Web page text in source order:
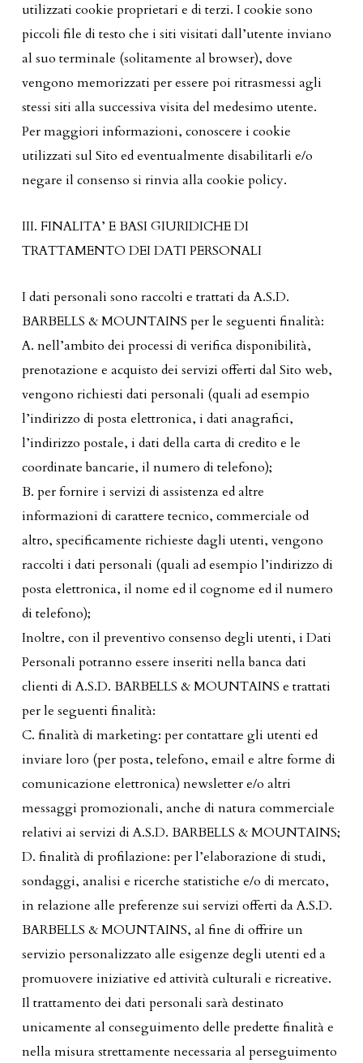
utilizzati cookie proprietari e di terzi. I cookie sono
piccoli file di testo che i siti visitati dall’utente inviano
al suo terminale (solitamente al browser), dove
vengono memorizzati per essere poi ritrasmessi agli
stessi siti alla successiva visita del medesimo utente.
Per maggiori informazioni, conoscere i cookie
utilizzati sul Sito ed eventualmente disabilitarli e/o
negare il consenso si rinvia alla cookie policy.
III. FINALITA’ E BASI GIURIDICHE DI
TRATTAMENTO DEI DATI PERSONALI
I dati personali sono raccolti e trattati da A.S.D.
BARBELLS & MOUNTAINS per le seguenti finalità:
A. nell’ambito dei processi di verifica disponibilità,
prenotazione e acquisto dei servizi offerti dal Sito web,
vengono richiesti dati personali (quali ad esempio
l’indirizzo di posta elettronica, i dati anagrafici,
l’indirizzo postale, i dati della carta di credito e le
coordinate bancarie, il numero di telefono);
B. per fornire i servizi di assistenza ed altre
informazioni di carattere tecnico, commerciale od
altro, specificamente richieste dagli utenti, vengono
raccolti i dati personali (quali ad esempio l’indirizzo di
posta elettronica, il nome ed il cognome ed il numero
di telefono);
Inoltre, con il preventivo consenso degli utenti, i Dati
Personali potranno essere inseriti nella banca dati
clienti di A.S.D. BARBELLS & MOUNTAINS e trattati
per le seguenti finalità:
C. finalità di marketing: per contattare gli utenti ed
inviare loro (per posta, telefono, email e altre forme di
comunicazione elettronica) newsletter e/o altri
messaggi promozionali, anche di natura commerciale
relativi ai servizi di A.S.D. BARBELLS & MOUNTAINS;
D. finalità di profilazione: per l’elaborazione di studi,
sondaggi, analisi e ricerche statistiche e/o di mercato,
in relazione alle preferenze sui servizi offerti da A.S.D.
BARBELLS & MOUNTAINS, al fine di offrire un
servizio personalizzato alle esigenze degli utenti ed a
promuovere iniziative ed attività culturali e ricreative.
Il trattamento dei dati personali sarà destinato
unicamente al conseguimento delle predette finalità e
nella misura strettamente necessaria al perseguimento